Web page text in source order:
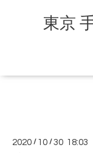
東京
2020 / 10 /30 18:03